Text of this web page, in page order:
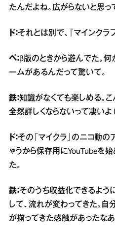
たんだよね。広がらないと思っ
ド：それとは別で、『マインクラ
ペ：β版のときから遊んでた。何
ームがあるんだって驚いて。
鉄：知識がなくても楽しめる。
全然詳しくならないって凄いよ（
ド：その『マイクラ』のニコ動
ゃうから保存用にYouTubeを
た。
鉄：そのうち収益化できるよう
して、流れが変わってきた。
が揃ってきた感触があったなあ